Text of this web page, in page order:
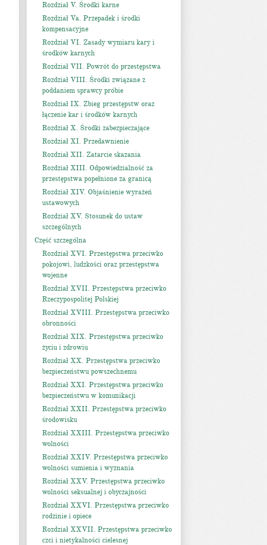
Rozdział V. Środki karne
Rozdział Va. Przepadek i środki
kompensacyjne
Rozdział VI. Zasady wymiaru kary i
środków karnych
Rozdział VII. Powrót do przestępstwa
Rozdział VIII. Środki związane z
poddaniem sprawcy próbie
Rozdział IX. Zbieg przestępstw oraz
łączenie kar i środków karnych
Rozdział X. Środki zabezpieczające
Rozdział XI. Przedawnienie
Rozdział XII. Zatarcie skazania
Rozdział XIII. Odpowiedzialność za
przestępstwa popełnione za granicą
Rozdział XIV. Objaśnienie wyrażeń
ustawowych
Rozdział XV. Stosunek do ustaw
szczególnych
Część szczególna
Rozdział XVI. Przestępstwa przeciwko
pokojowi, ludzkości oraz przestępstwa
wojenne
Rozdział XVII. Przestępstwa przeciwko
Rzeczypospolitej Polskiej
Rozdział XVIII. Przestępstwa przeciwko
obronności
Rozdział XIX. Przestępstwa przeciwko
życiu i zdrowiu
Rozdział XX. Przestępstwa przeciwko
bezpieczeństwu powszechnemu
Rozdział XXI. Przestępstwa przeciwko
bezpieczeństwu w komunikacji
Rozdział XXII. Przestępstwa przeciwko
środowisku
Rozdział XXIII. Przestępstwa przeciwko
wolności
Rozdział XXIV. Przestępstwa przeciwko
wolności sumienia i wyznania
Rozdział XXV. Przestępstwa przeciwko
wolności seksualnej i obyczajności
Rozdział XXVI. Przestępstwa przeciwko
rodzinie i opiece
Rozdział XXVII. Przestępstwa przeciwko
czci i nietykalności cielesnej